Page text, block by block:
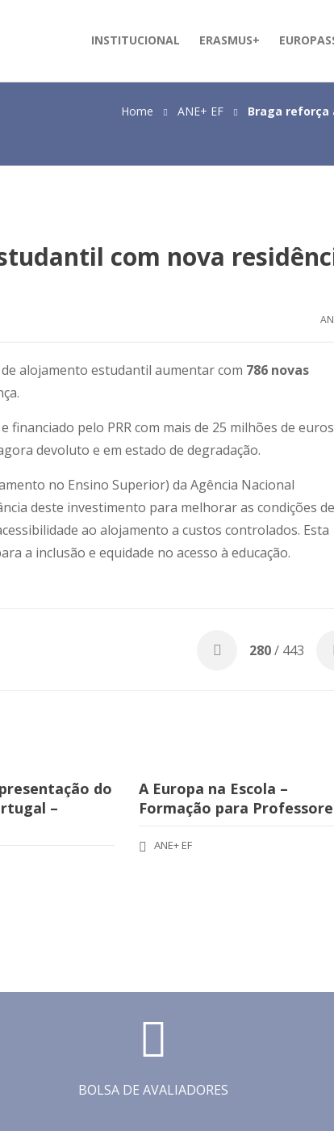
INSTITUCIONAL ERASMUS+
Home ANE+ EF Braga reforça
com nova
alojamento estudantil aumentar com 786 novas
pelo PRR com mais de 25 milhões de
devoluto e em estado de degradação.
no Ensino Superior) da Agência Nacional
deste investimento para melhorar as condições de
ao alojamento a custos controlados. Esta
a inclusão e equidade no acesso à educação.
280/ 443
do
–
A Europa na Escola –
Formação para
ANE+ EF
BOLSA DE AVALIADORES